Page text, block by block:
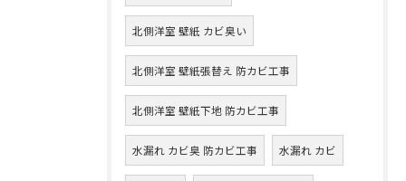
北側洋室 壁紙 カビ臭い
北側洋室 壁紙張替え 防カビ工事
北側洋室 壁紙下地 防カビ工事
水漏れ カビ臭 防カビ工事 水漏れ カビ